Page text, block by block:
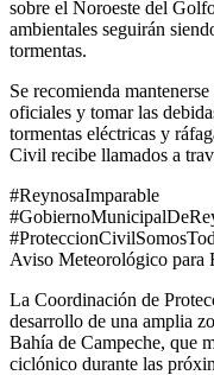
sobre el Noroeste del
ambientales seguirán
tormentas.
Se recomienda
oficiales y tomar las
tormentas eléctricas y
Civil recibe llamados a
#ReynosaImparable
Aviso Meteorológico para
La Coordinación de
desarrollo de una amplia
Bahía de Campeche, que
ciclónico durante las